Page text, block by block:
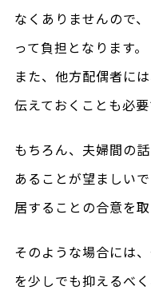
なくありませんので
って負担となります。
また、他方配偶者に
伝えておくことも必要
もちろん、夫婦間の
あることが望ましい
居することの合意を
そのような場合には
を少しでも抑えるべ